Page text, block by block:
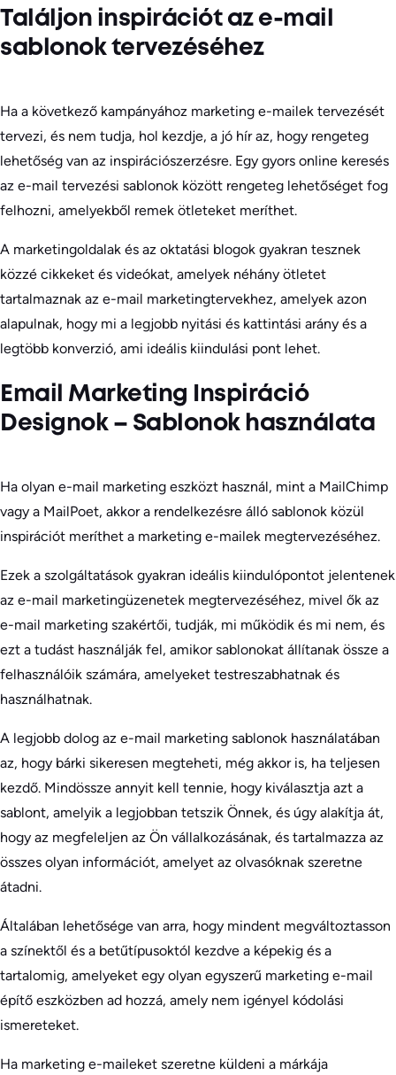
Találjon inspirációt az e-mail
sablonok tervezéséhez
Ha a következő kampányához marketing e-mailek tervezését
tervezi, és nem tudja, hol kezdje, a jó hír az, hogy rengeteg
lehetőség van az inspirációszerzésre. Egy gyors online keresés
az e-mail tervezési sablonok között rengeteg lehetőséget fog
felhozni, amelyekből remek ötleteket meríthet.
A marketingoldalak és az oktatási blogok gyakran tesznek
közzé cikkeket és videókat, amelyek néhány ötletet
tartalmaznak az e-mail marketingtervekhez, amelyek azon
alapulnak, hogy mi a legjobb nyitási és kattintási arány és a
legtöbb konverzió, ami ideális kiindulási pont lehet.
Email Marketing Inspiráció
Designok – Sablonok használata
Ha olyan e-mail marketing eszközt használ, mint a MailChimp
vagy a MailPoet, akkor a rendelkezésre álló sablonok közül
inspirációt meríthet a marketing e-mailek megtervezéséhez.
Ezek a szolgáltatások gyakran ideális kiindulópontot jelentenek
az e-mail marketingüzenetek megtervezéséhez, mivel ők az
e-mail marketing szakértői, tudják, mi működik és mi nem, és
ezt a tudást használják fel, amikor sablonokat állítanak össze a
felhasználóik számára, amelyeket testreszabhatnak és
használhatnak.
A legjobb dolog az e-mail marketing sablonok használatában
az, hogy bárki sikeresen megteheti, még akkor is, ha teljesen
kezdő. Mindössze annyit kell tennie, hogy kiválasztja azt a
sablont, amelyik a legjobban tetszik Önnek, és úgy alakítja át,
hogy az megfeleljen az Ön vállalkozásának, és tartalmazza az
összes olyan információt, amelyet az olvasóknak szeretne
átadni.
Általában lehetősége van arra, hogy mindent megváltoztasson
a színektől és a betűtípusoktól kezdve a képekig és a
tartalomig, amelyeket egy olyan egyszerű marketing e-mail
építő eszközben ad hozzá, amely nem igényel kódolási
ismereteket.
Ha marketing e-maileket szeretne küldeni a márkája